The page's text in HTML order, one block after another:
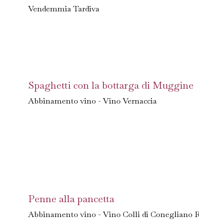
Vendemmia Tardiva
Spaghetti con la bottarga di Muggine
Abbinamento vino - Vino Vernaccia
Penne alla pancetta
Abbinamento vino - Vino Colli di Conegliano